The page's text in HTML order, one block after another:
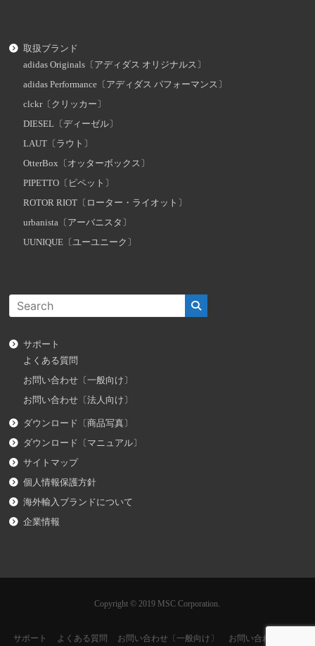
取扱ブランド
adidas Originals〔アディダス オリジナルス〕
adidas Performance〔アディダス パフォーマンス〕
clckr〔クリッカー〕
DIESEL〔ディーゼル〕
LAUT〔ラウト〕
OtterBox〔オッターボックス〕
PIPETTO〔ピペット〕
ROTOR RIOT〔ローター・ライオット〕
urbanista〔アーバニスタ〕
UUNIQUE〔ユーユニーク〕
サポート
よくある質問
お問い合わせ〔一般向け〕
お問い合わせ〔法人向け〕
ダウンロード〔商品写真〕
ダウンロード〔マニュアル〕
サイトマップ
個人情報保護方針
海外輸入ブランドについて
企業情報
Copyright © 2019 MSC Corporation.
サポート よくある質問 お問い合わせ〔一般向け〕
お問い合わせ〔法人